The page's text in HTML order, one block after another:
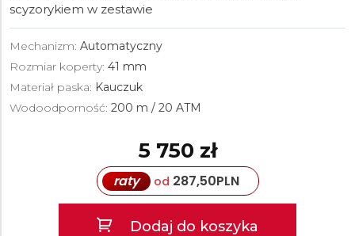
scyzorykiem w zestawie
Mechanizm: Automatyczny
Rozmiar koperty: 41 mm
Materiał paska: Kauczuk
Wodoodporność: 200 m / 20 ATM
5 750 zł
raty od 287,50PLN
Dodaj do koszyka